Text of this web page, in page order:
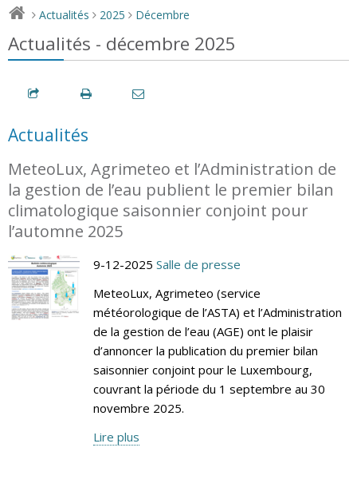
> Actualités > 2025 > Décembre
Actualités - décembre 2025
Actualités
MeteoLux, Agrimeteo et l’Administration de
la gestion de l’eau publient le premier bilan
climatologique saisonnier conjoint pour
l’automne 2025
9-12-2025 Salle de presse
MeteoLux, Agrimeteo (service
météorologique de l’ASTA) et l’Administration
de la gestion de l’eau (AGE) ont le plaisir
d’annoncer la publication du premier bilan
saisonnier conjoint pour le Luxembourg,
couvrant la période du 1 septembre au 30
novembre 2025.
Lire plus